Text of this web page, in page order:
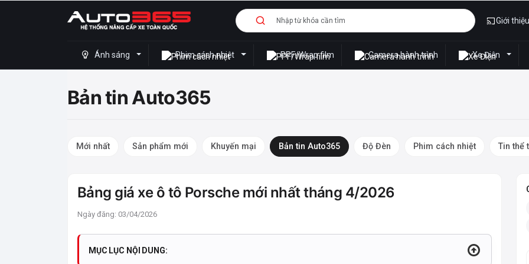
Giới thiệu
Ánh sáng Phim cách nhiệt PPF/Wrap film Camera hành trình Xe Điện
Bản tin Auto365
Mới nhất Sản phẩm mới Khuyến mại Bản tin Auto365 Độ Đèn Phim cách nhiệt Tin thể
Bảng giá xe ô tô Porsche mới nhất tháng 4/2026
Ngày đăng: 03/04/2026
MỤC LỤC NỘI DUNG: